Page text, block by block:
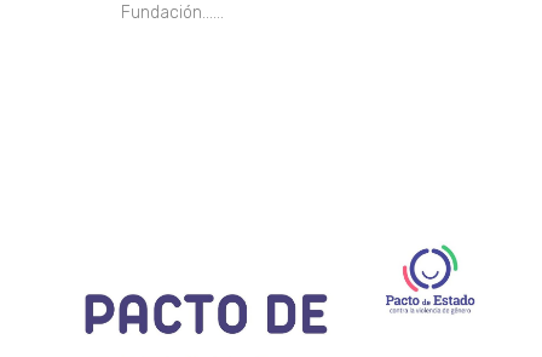
Fundación......